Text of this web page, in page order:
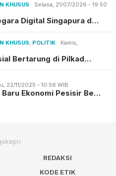
KHUSUS
Selasa, 21/07/2026 - 19:50
Digital Singapura d…
KHUSUS, POLITIK
Kamis,
Bertarung di Pilkad…
22/11/2025 - 10:56 WIB
Ekonomi Pesisir Be…
REDAKSI
KODE ETIK